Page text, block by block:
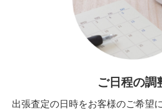
ご日程の調
出張査定の日時をお客様のご希望